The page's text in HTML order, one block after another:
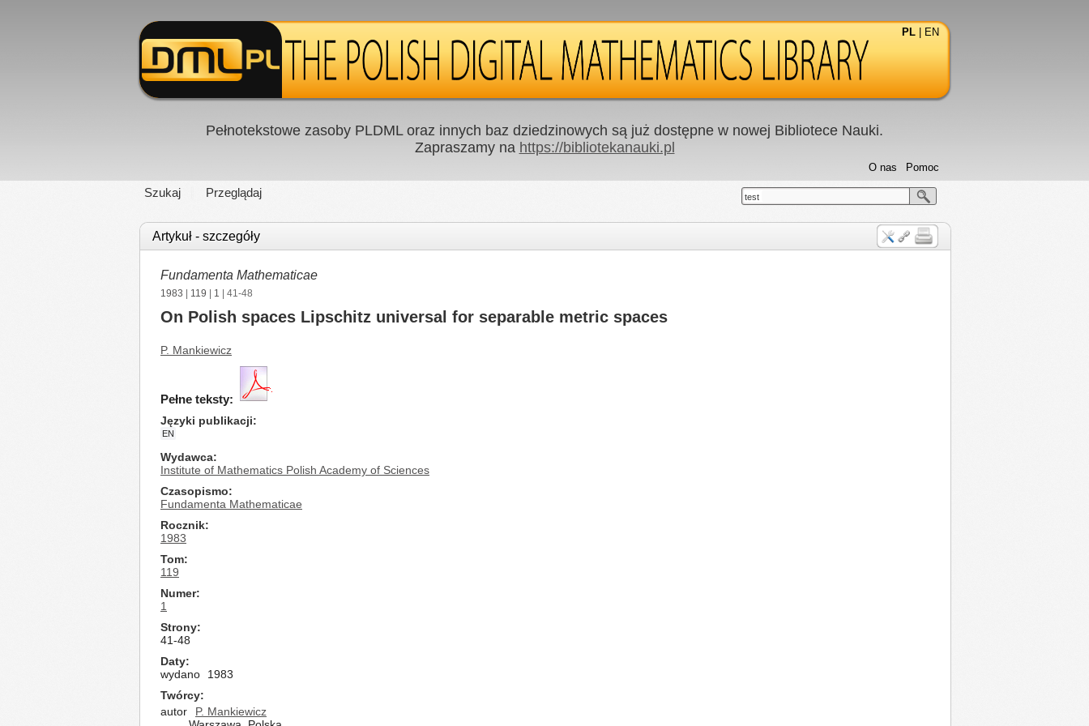
PL EN
Pełnotekstowe zasoby PLDML oraz innych baz dziedzinowych są już dostępne w nowej Bibliotece Nauki.
Zapraszamy na https://bibliotekanauki.pl
Szukaj Przeglądaj
Pomoc
O nas
test
Artykuł - szczegóły
Fundamenta Mathematicae
1983 119 1 | 41-48
On Polish spaces Lipschitz universal for separable metric spaces
P. Mankiewicz
Pełne teksty:
Języki publikacji
EN
Wydawca
Institute of Mathematics Polish Academy of Sciences
Czasopismo
Fundamenta Mathematicae
Rocznik
1983
Tom
119
Numer
1
Strony
41-48
Daty
wydano
1983
Twórcy
autor
P. Mankiewicz